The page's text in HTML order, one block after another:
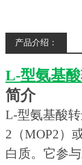
产品介绍：
L-型氨基
简介
L-型氨基酸
2（MOP2）
白质。它参